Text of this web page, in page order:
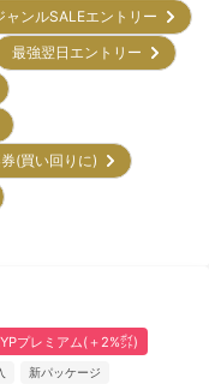
ャンルSALEエントリー
最強翌日エントリー
(買い回りに)
プレミアム(＋2%㌽)
新パッケージ